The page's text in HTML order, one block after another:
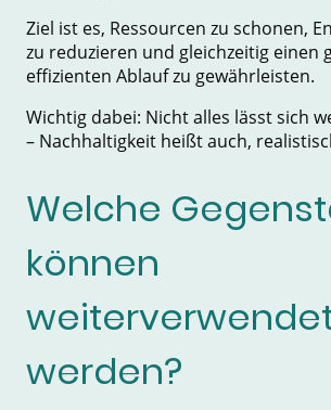
Ziel ist es, Ressourcen zu schonen,
zu reduzieren und gleichzeitig einen
effizienten Ablauf zu gewährleisten.
Wichtig dabei: Nicht alles lässt sich
– Nachhaltigkeit heißt auch,
Welche
können
werden?